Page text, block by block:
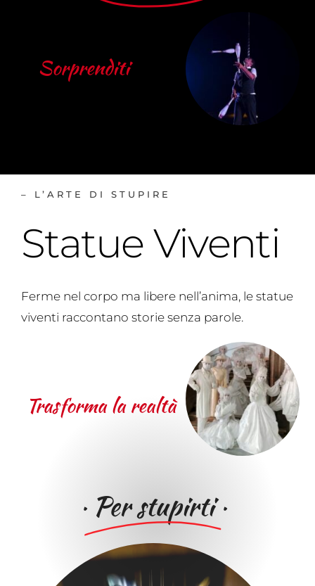
Sorprenditi
· Per stupirti ·
– L’ARTE DI STUPIRE
Statue Viventi
Ferme nel corpo ma libere nell’anima, le statue
viventi raccontano storie senza parole.
Trasforma la realtà